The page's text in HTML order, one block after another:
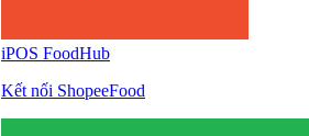
iPOS FoodHub
Kết nối ShopeeFood